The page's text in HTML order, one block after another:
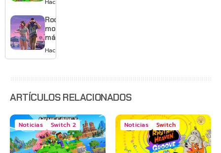
musical
mejores
gráficos
y mucho
Mario
Hace 3 días
Rockstar
mostrará
más de
GTA 6 en
agosto
Hace 4 días
ARTÍCULOS RELACIONADOS
Noticias Switch 2 Noticias Switch